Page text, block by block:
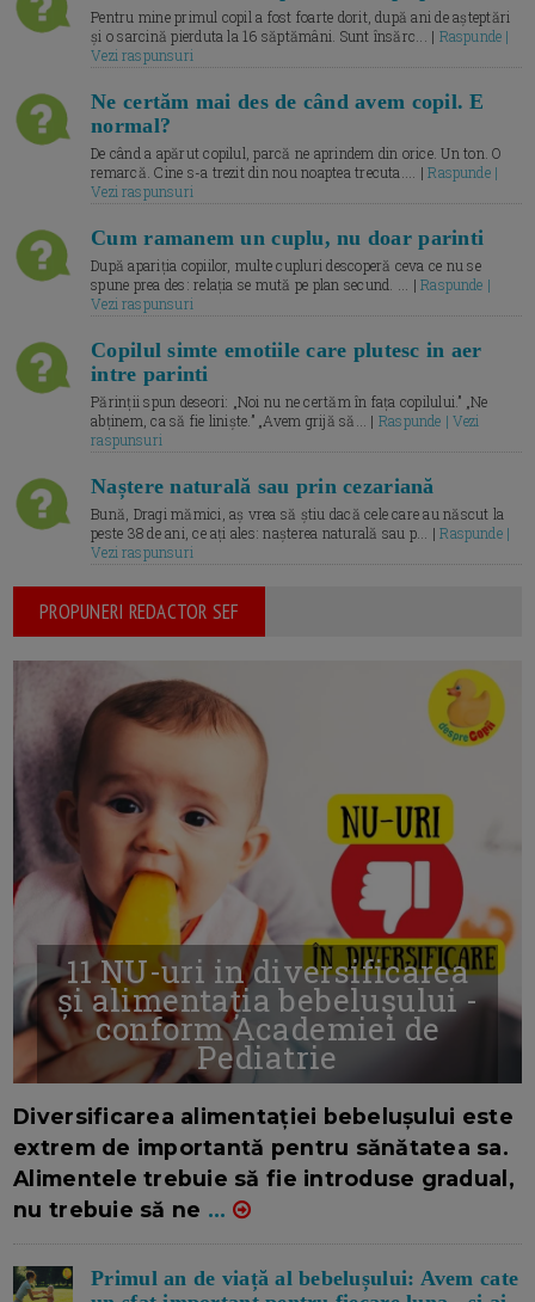
Pentru mine primul copil a fost foarte dorit, după ani de așteptări
și o sarcină pierduta la 16 săptămâni. Sunt însărc... | Raspunde |
Vezi raspunsuri
Ne certăm mai des de când avem copil. E
normal?
De când a apărut copilul, parcă ne aprindem din orice. Un ton. O
remarcă. Cine s-a trezit din nou noaptea trecuta.... |Raspunde |
Vezi raspunsuri
Cum ramanem un cuplu, nu doar parinti
După apariția copiilor, multe cupluri descoperă ceva ce nu se
spune prea des: relația se mută pe plan secund. ... |Raspunde |
Vezi raspunsuri
Copilul simte emotiile care plutesc in aer
intre parinti
Părinții spun deseori: „Noi nu ne certăm în fața copilului.” „Ne
abținem, ca să fie liniște.” „Avem grijă să... | Raspunde | Vezi
raspunsuri
Naștere naturală sau prin cezariană
Bună, Dragi mămici, aș vrea să știu dacă cele care au născut la
peste 38 de ani, ce ați ales: nașterea naturală sau p... |Raspunde |
Vezi raspunsuri
PROPUNERI REDACTOR SEF
11 NU-uri in diversificarea
și alimentația bebelușului -
conform Academiei de
Pediatrie
Diversificarea alimentației bebelușului este
extrem de importantă pentru sănătatea sa.
Alimentele trebuie să fie introduse gradual,
nu trebuie să ne ...
Primul an de viață al bebelușului: Avem cate